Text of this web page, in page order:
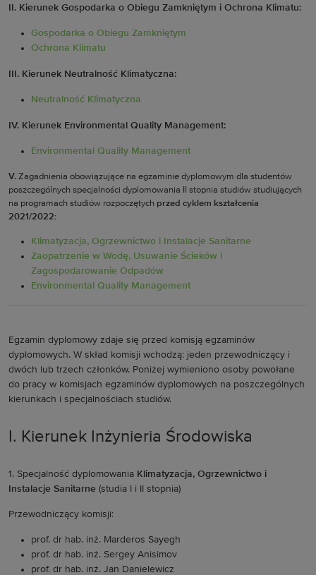
II. Kierunek Gospodarka o Obiegu Zamkniętym i Ochrona Klimatu:
Gospodarka o Obiegu Zamkniętym
Ochrona Klimatu
III. Kierunek Neutralność Klimatyczna:
Neutralność Klimatyczna
IV. Kierunek Environmental Quality Management:
Environmental Quality Management
V. Zagadnienia obowiązujące na egzaminie dyplomowym dla studentów
poszczególnych specjalności dyplomowania II stopnia studiów studiujących
na programach studiów rozpoczętych przed cyklem kształcenia
2021/2022:
Klimatyzacja, Ogrzewnictwo i Instalacje Sanitarne
Zaopatrzenie w Wodę, Usuwanie Ścieków i
Zagospodarowanie Odpadów­
Environmental Quality Management
Egzamin dyplomowy zdaje się przed komisją egzaminów
dyplomowych. W skład komisji wchodzą: jeden przewodniczący i
dwóch lub trzech członków. Poniżej wymieniono osoby powołane
do pracy w komisjach egzaminów dyplomowych na poszczególnych
kierunkach i specjalnościach studiów.
I. Kierunek Inżynieria Środowiska
1. Specjalność dyplomowania Klimatyzacja, Ogrzewnictwo i
Instalacje Sanitarne (studia I i II stopnia)
Przewodniczący komisji:
prof. dr hab. inż. Marderos Sayegh
prof. dr hab. inż. Sergey Anisimov
prof. dr hab. inż. Jan Danielewicz